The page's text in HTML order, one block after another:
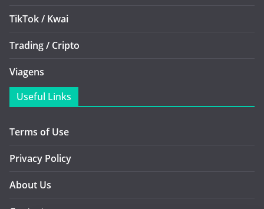
TikTok / Kwai
Trading / Cripto
Viagens
Useful Links
Terms of Use
Privacy Policy
About Us